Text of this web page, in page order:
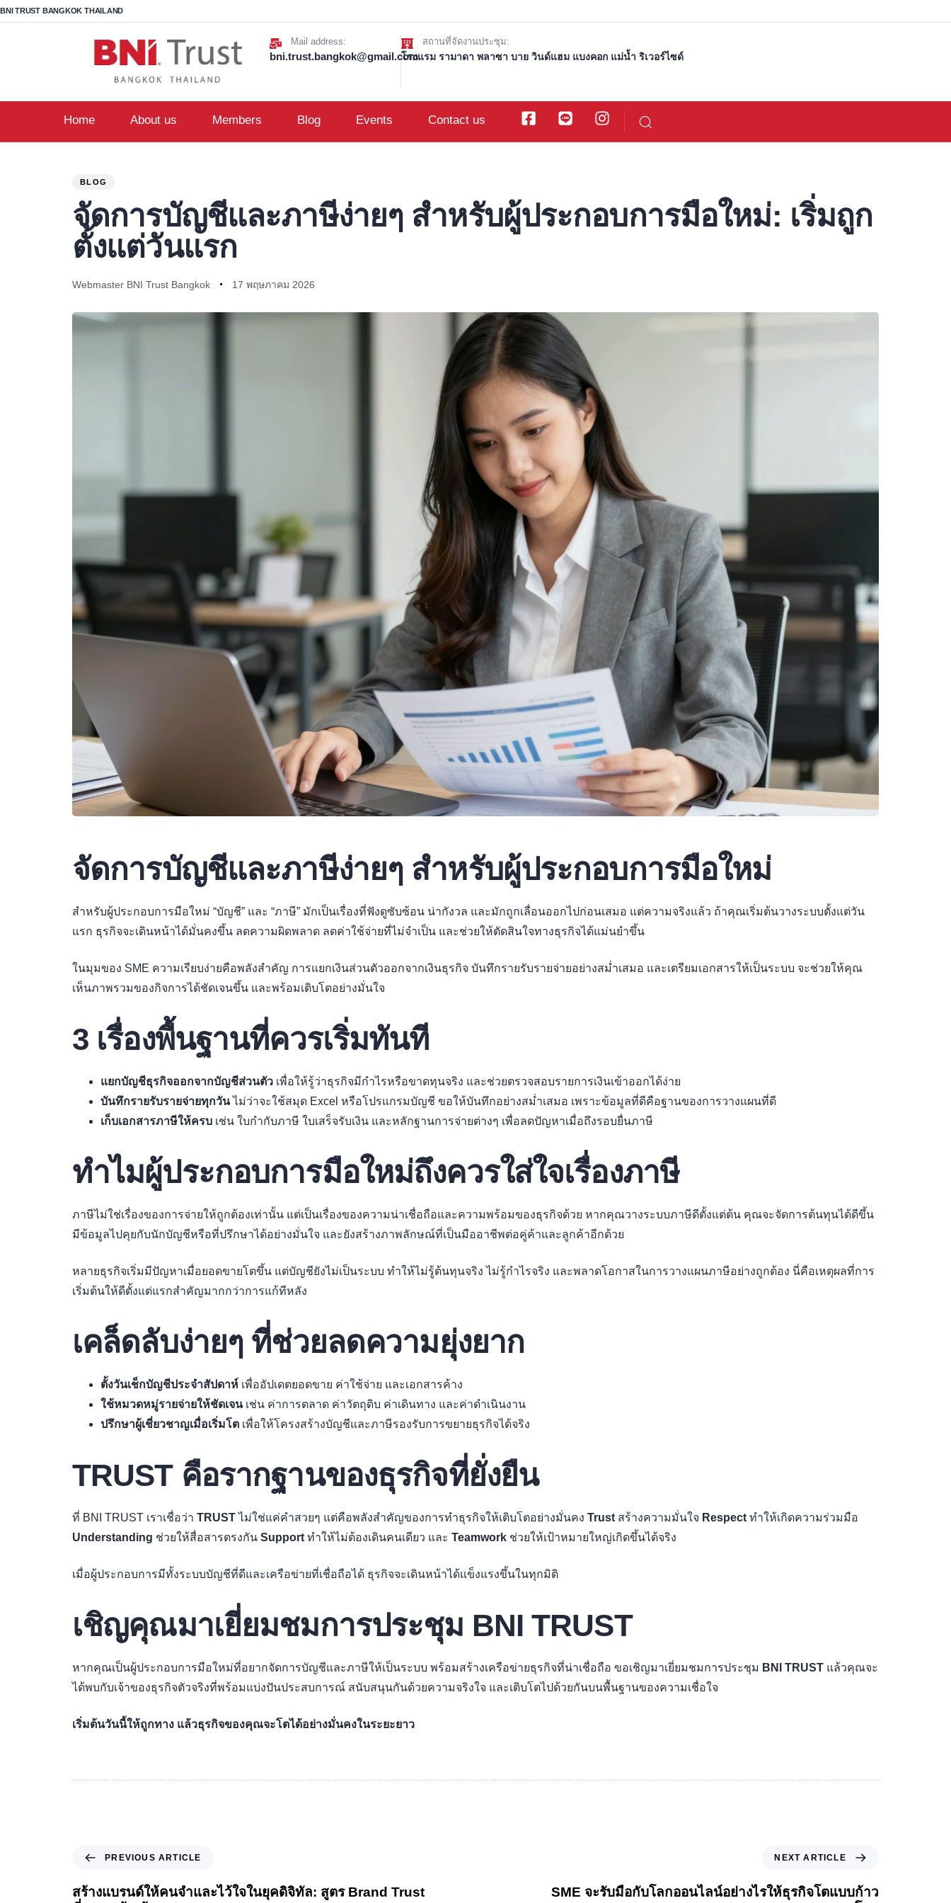
BNI TRUST BANGKOK THAILAND
Mail address:
bni.trust.bangkok@gmail.com
สถานที่จัดงานประชุม:
โรงแรม รามาดา พลาซา บาย วินด์แฮม แบงคอก แม่น้ำ ริเวอร์ไซด์
Home About us Members Blog Events Contact us
BLOG
จัดการบัญชีและภาษีง่ายๆ สำหรับผู้ประกอบการมือใหม่: เริ่มถูก
ตั้งแต่วันแรก
Webmaster BNI Trust Bangkok 17 พฤษภาคม 2026
จัดการบัญชีและภาษีง่ายๆ สำหรับผู้ประกอบการมือใหม่
สำหรับผู้ประกอบการมือใหม่ “บัญชี” และ “ภาษี” มักเป็นเรื่องที่ฟังดูซับซ้อน น่ากังวล และมักถูกเลื่อนออกไปก่อนเสมอ แต่ความจริงแล้ว ถ้าคุณเริ่มต้นวางระบบตั้งแต่วัน
แรก ธุรกิจจะเดินหน้าได้มั่นคงขึ้น ลดความผิดพลาด ลดค่าใช้จ่ายที่ไม่จำเป็น และช่วยให้ตัดสินใจทางธุรกิจได้แม่นยำขึ้น
ในมุมของ SME ความเรียบง่ายคือพลังสำคัญ การแยกเงินส่วนตัวออกจากเงินธุรกิจ บันทึกรายรับรายจ่ายอย่างสม่ำเสมอ และเตรียมเอกสารให้เป็นระบบ จะช่วยให้คุณ
เห็นภาพรวมของกิจการได้ชัดเจนขึ้น และพร้อมเติบโตอย่างมั่นใจ
3 เรื่องพื้นฐานที่ควรเริ่มทันที
แยกบัญชีธุรกิจออกจากบัญชีส่วนตัว เพื่อให้รู้ว่าธุรกิจมีกำไรหรือขาดทุนจริง และช่วยตรวจสอบรายการเงินเข้าออกได้ง่าย
บันทึกรายรับรายจ่ายทุกวันไม่ว่าจะใช้สมุด Excel หรือโปรแกรมบัญชี ขอให้บันทึกอย่างสม่ำเสมอ เพราะข้อมูลที่ดีคือฐานของการวางแผนที่ดี
เก็บเอกสารภาษีให้ครบ เช่น ใบกำกับภาษี ใบเสร็จรับเงิน และหลักฐานการจ่ายต่างๆ เพื่อลดปัญหาเมื่อถึงรอบยื่นภาษี
ทำไมผู้ประกอบการมือใหม่ถึงควรใส่ใจเรื่องภาษี
ภาษีไม่ใช่เรื่องของการจ่ายให้ถูกต้องเท่านั้น แต่เป็นเรื่องของความน่าเชื่อถือและความพร้อมของธุรกิจด้วย หากคุณวางระบบภาษีดีตั้งแต่ต้น คุณจะจัดการต้นทุนได้ดีขึ้น
มีข้อมูลไปคุยกับนักบัญชีหรือที่ปรึกษาได้อย่างมั่นใจ และยังสร้างภาพลักษณ์ที่เป็นมืออาชีพต่อคู่ค้าและลูกค้าอีกด้วย
หลายธุรกิจเริ่มมีปัญหาเมื่อยอดขายโตขึ้น แต่บัญชียังไม่เป็นระบบ ทำให้ไม่รู้ต้นทุนจริง ไม่รู้กำไรจริง และพลาดโอกาสในการวางแผนภาษีอย่างถูกต้อง นี่คือเหตุผลที่การ
เริ่มต้นให้ดีตั้งแต่แรกสำคัญมากกว่าการแก้ทีหลัง
เคล็ดลับง่ายๆ ที่ช่วยลดความยุ่งยาก
ตั้งวันเช็กบัญชีประจำสัปดาห์ เพื่ออัปเดตยอดขาย ค่าใช้จ่าย และเอกสารค้าง
ใช้หมวดหมู่รายจ่ายให้ชัดเจนเช่น ค่าการตลาด ค่าวัตถุดิบ ค่าเดินทาง และค่าดำเนินงาน
ปรึกษาผู้เชี่ยวชาญเมื่อเริ่มโต เพื่อให้โครงสร้างบัญชีและภาษีรองรับการขยายธุรกิจได้จริง
TRUST คือรากฐานของธุรกิจที่ยั่งยืน
ที่ BNI TRUST เราเชื่อว่า TRUSTไม่ใช่แค่คำสวยๆ แต่คือพลังสำคัญของการทำธุรกิจให้เติบโตอย่างมั่นคง Trust สร้างความมั่นใจ Respect ทำให้เกิดความร่วมมือ
Understanding ช่วยให้สื่อสารตรงกัน Support ทำให้ไม่ต้องเดินคนเดียว และ Teamwork ช่วยให้เป้าหมายใหญ่เกิดขึ้นได้จริง
เมื่อผู้ประกอบการมีทั้งระบบบัญชีที่ดีและเครือข่ายที่เชื่อถือได้ ธุรกิจจะเดินหน้าได้แข็งแรงขึ้นในทุกมิติ
เชิญคุณมาเยี่ยมชมการประชุม BNI TRUST
หากคุณเป็นผู้ประกอบการมือใหม่ที่อยากจัดการบัญชีและภาษีให้เป็นระบบ พร้อมสร้างเครือข่ายธุรกิจที่น่าเชื่อถือ ขอเชิญมาเยี่ยมชมการประชุม BNI TRUST แล้วคุณจะ
ได้พบกับเจ้าของธุรกิจตัวจริงที่พร้อมแบ่งปันประสบการณ์ สนับสนุนกันด้วยความจริงใจ และเติบโตไปด้วยกันบนพื้นฐานของความเชื่อใจ
เริ่มต้นวันนี้ให้ถูกทาง แล้วธุรกิจของคุณจะโตได้อย่างมั่นคงในระยะยาว
PREVIOUS ARTICLE
สร้างแบรนด์ให้คนจำและไว้ใจในยุคดิจิทัล: สูตร Brand Trust
NEXT ARTICLE
SME จะรับมือกับโลกออนไลน์อย่างไรให้ธุรกิจโตแบบก้าว